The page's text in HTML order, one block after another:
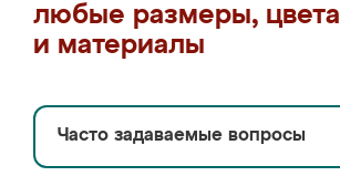
любые размеры, цвета
и материалы
Часто задаваемые вопросы